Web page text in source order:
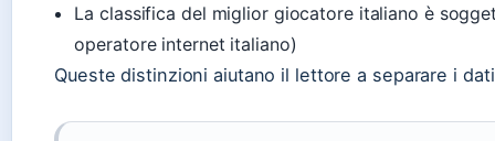
La classifica del miglior giocatore italiano è
operatore internet italiano)
Queste distinzioni aiutano il lettore a separare i